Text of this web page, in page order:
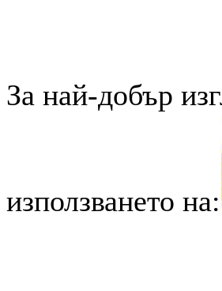
За най-добър
използването на: